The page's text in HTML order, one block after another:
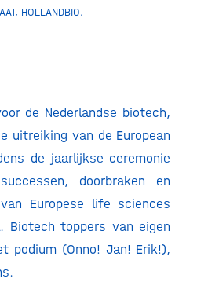
, HOLLANDBIO,
de Nederlandse biotech,
uitreiking van de European
de jaarlijkse ceremonie
doorbraken en
Europese life sciences
Biotech toppers van eigen
podium (Onno! Jan! Erik!),